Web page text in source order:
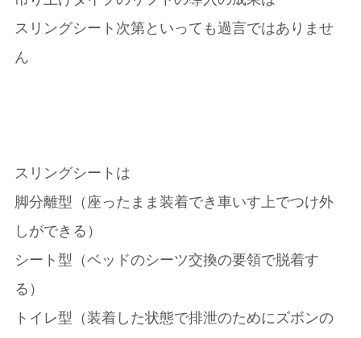
スリングシート次第といっても過言ではありませ
ん
スリングシートは
脚分離型（座ったまま装着でき車いす上でつけ外
しができる）
シート型（ベッドのシーツ交換の要領で脱着す
る）
トイレ型（装着した状態で排泄のためにズボンの